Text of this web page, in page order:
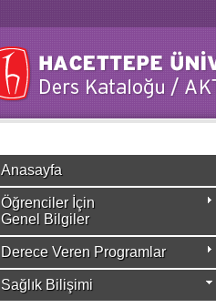
Anasayfa
Öğrenciler İçin
Genel Bilgiler
Derece Veren Programlar
Sağlık Bilişimi